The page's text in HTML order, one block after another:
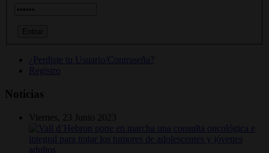
¿Perdiste tu Usuario/Contraseña?
Registro
Noticias
Viernes, 23 Junio 2023